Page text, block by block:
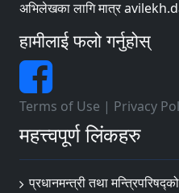
अभिलेखका लागि मात्र
हामीलाई फलो गर्नुहोस्
Terms of Use | Privacy
महत्त्वपूर्ण लिंकहरु
प्रधानमन्त्री तथा